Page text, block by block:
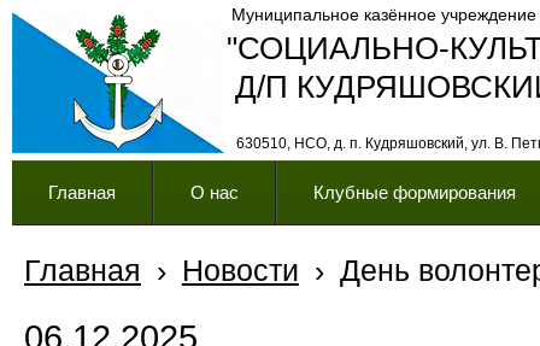
"СОЦИАЛЬНО-
630510, НСО, д. п. Кудряшовский, ул. В.
Муниципальное казённое учреждение
Д/П
Главная О нас Клубные формирования
Главная › Новости › День
06.12.2025